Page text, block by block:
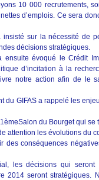
10 000 recrutements,
d’emplois. Ce sera
insisté sur la nécessité de
décisions stratégiques.
ensuite évoqué le Crédit
d’incitation à la
notre action afin de le
du GIFAS a rappelé les
du Bourget qui
attention les évolutions du
des conséquences
les décisions qui
2014 seront